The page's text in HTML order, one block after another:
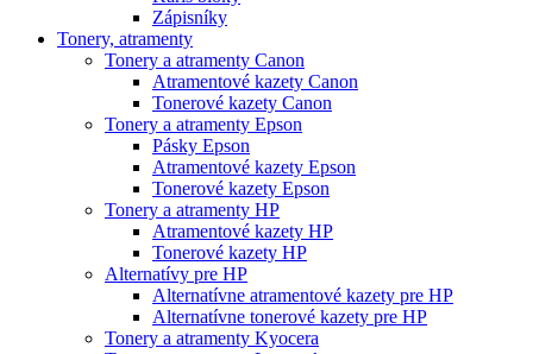
Zápisníky
Tonery, atramenty
Tonery a atramenty Canon
Atramentové kazety Canon
Tonerové kazety Canon
Tonery a atramenty Epson
Pásky Epson
Atramentové kazety Epson
Tonerové kazety Epson
Tonery a atramenty HP
Atramentové kazety HP
Tonerové kazety HP
Alternatívy pre HP
Alternatívne atramentové kazety pre HP
Alternatívne tonerové kazety pre HP
Tonery a atramenty Kyocera